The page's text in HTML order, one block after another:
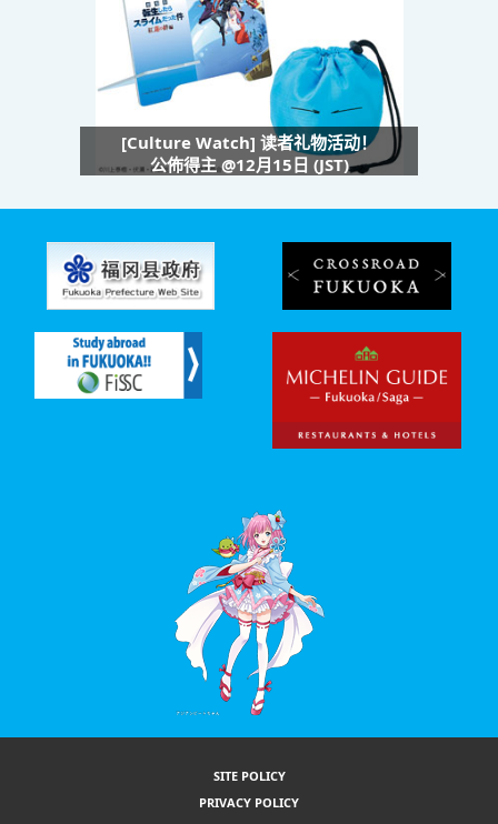
[Culture Watch] 读者礼物活动！
公佈得主 @12月15日 (JST)
SITE POLICY
PRIVACY POLICY